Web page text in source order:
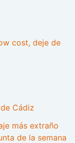
cost, deje de
Cádiz
más extraño
de la semana